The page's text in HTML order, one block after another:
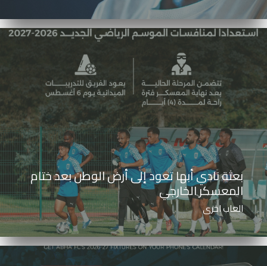
بعثة نادي أبها تعود إلى أرض الوطن بعد ختام
المعسكر الخارجي
العاب اخرى